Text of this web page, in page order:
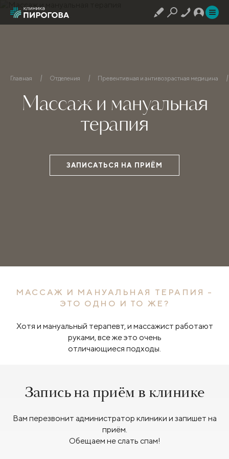
Главная Отделения Превентивная и антивозрастная медицина
Массаж и мануальная
терапия
ЗАПИСАТЬСЯ НА ПРИЁМ
МАССАЖ И МАНУАЛЬНАЯ ТЕРАПИЯ -
ЭТО ОДНО И ТО ЖЕ?
Хотя и мануальный терапевт, и массажист работают
руками, все же это очень
отличающиеся подходы.
Запись на приём в клинике
Вам перезвонит администратор клиники и запишет на
приём.
Обещаем не слать спам!